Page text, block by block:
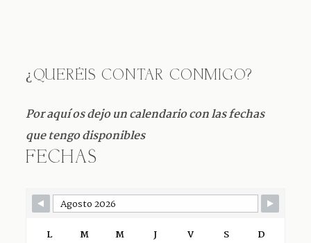
¿QUERÉIS CONTAR CONMIGO?
Por aquí os dejoun calendariocon las fechas
que tengo disponibles
FECHAS
L M M J V S D